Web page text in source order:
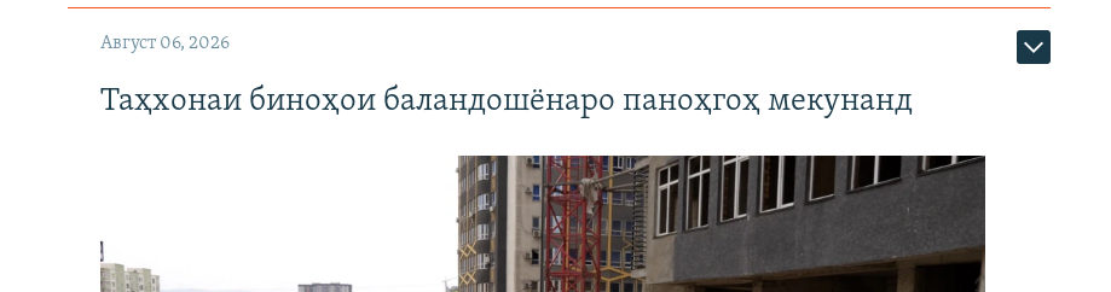
Август 06, 2026
Таҳхонаи биноҳои баландошёнаро паноҳгоҳ мекунанд